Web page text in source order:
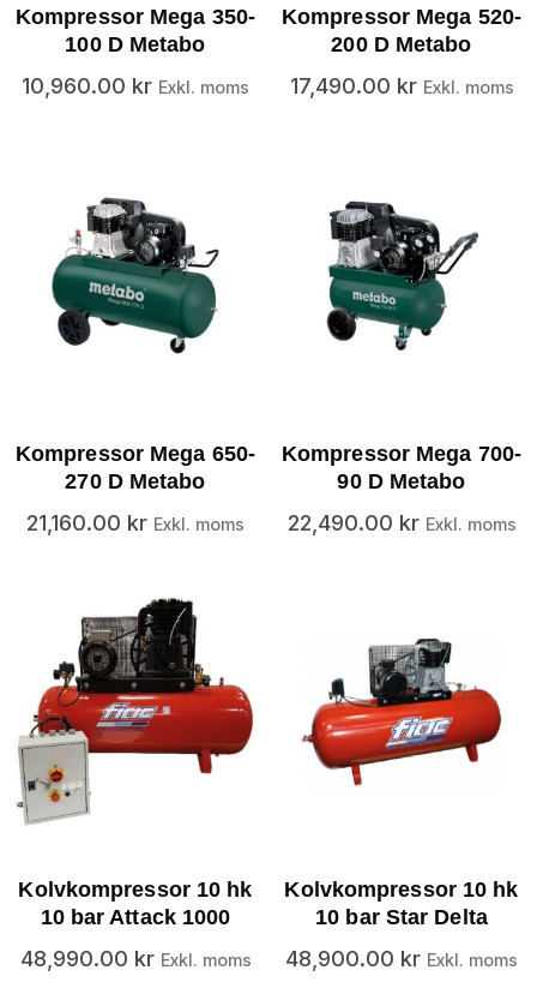
Kompressor Mega 350-
100 D Metabo
10,960.00 kr Exkl. moms
Kompressor Mega 520-
200 D Metabo
17,490.00 kr Exkl. moms
Kompressor Mega 650-
270 D Metabo
21,160.00 kr Exkl. moms
Kompressor Mega 700-
90 D Metabo
22,490.00 kr Exkl. moms
Kolvkompressor 10 hk
10 bar Attack 1000
48,990.00 kr Exkl. moms
Kolvkompressor 10 hk
10 bar Star Delta
48,900.00 kr Exkl. moms